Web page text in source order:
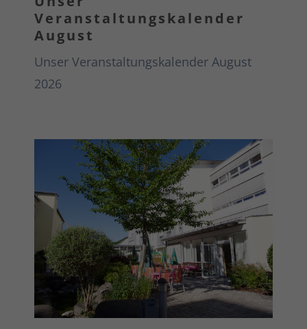
Veranstaltungskalender
August
Unser Veranstaltungskalender August
2026